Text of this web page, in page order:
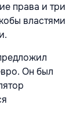
права и три
властями
Он был